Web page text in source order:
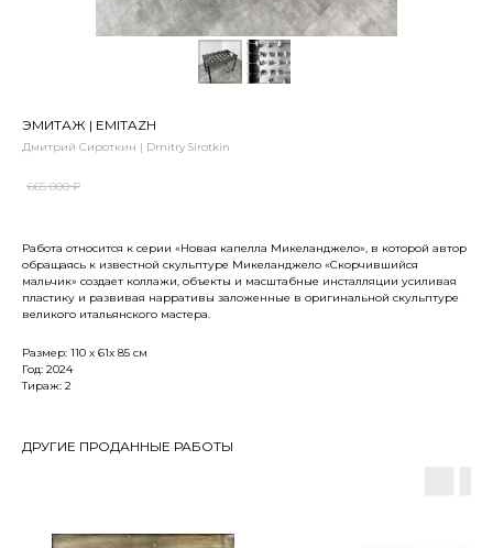
ЭМИТАЖ | EMITAZH
Дмитрий Сироткин | Dmitry Sirotkin
665 000 ₽
Работа относится к серии «Новая капелла Микеланджело», в которой автор
обращаясь к известной скульптуре Микеланджело «Скорчившийся
мальчик» создает коллажи, объекты и масштабные инсталляции уcиливая
пластику и развивая нарративы заложенные в оригинальной скульптуре
великого итальянского мастера.
Размер: 110 х 61х 85 см
Год: 2024
Тираж: 2
ДРУГИЕ ПРОДАННЫЕ РАБОТЫ